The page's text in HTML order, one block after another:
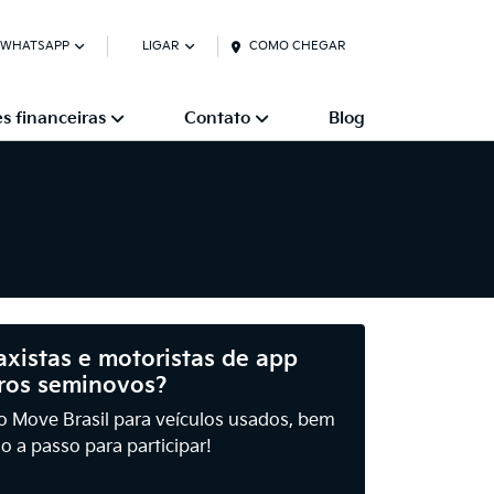
LIGAR COMO CHEGAR
financeiras Contato Blog
e motoristas de app
seminovos?
Move Brasil para veículos usados, bem
a passo para participar!